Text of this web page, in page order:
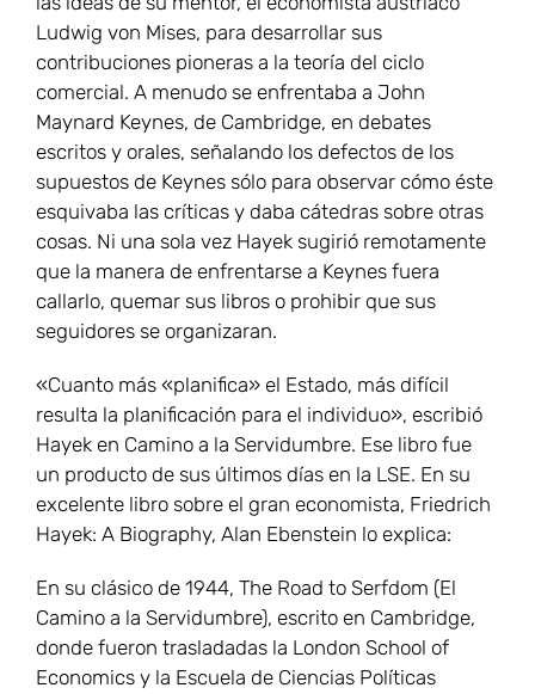
Ludwig von Mises, para desarrollar sus
contribuciones pioneras a la teoría del ciclo
comercial. A menudo se enfrentaba a John
Maynard Keynes, de Cambridge, en debates
escritos y orales, señalando los defectos de los
supuestos de Keynes sólo para observar cómo éste
esquivaba las críticas y daba cátedras sobre otras
cosas. Ni una sola vez Hayek sugirió remotamente
que la manera de enfrentarse a Keynes fuera
callarlo, quemar sus libros o prohibir que sus
seguidores se organizaran.
«Cuanto más «planifica» el Estado, más difícil
resulta la planificación para el individuo», escribió
Hayek en Camino a la Servidumbre. Ese libro fue
un producto de sus últimos días en la LSE. En su
excelente libro sobre el gran economista, Friedrich
Hayek: A Biography, Alan Ebenstein lo explica:
En su clásico de 1944, The Road to Serfdom (El
Camino a la Servidumbre), escrito en Cambridge,
donde fueron trasladadas la London School of
Economics y la Escuela de Ciencias Políticas